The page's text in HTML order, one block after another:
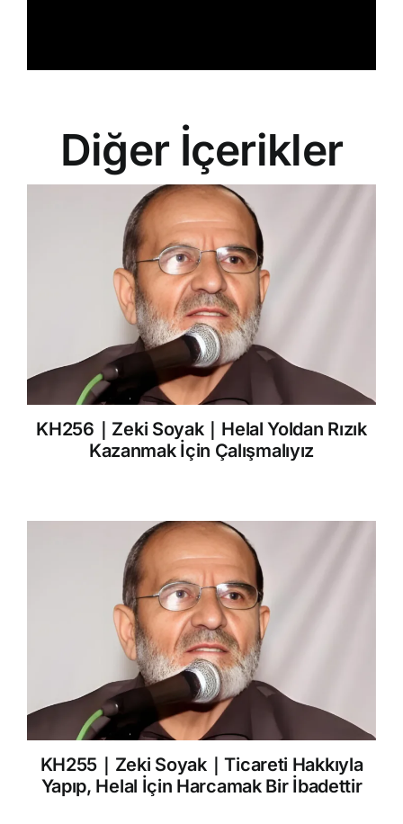
Diğer İçerikler
KH256｜Zeki Soyak｜Helal Yoldan Rızık
Kazanmak İçin Çalışmalıyız
KH255｜Zeki Soyak｜Ticareti Hakkıyla
Yapıp, Helal İçin Harcamak Bir İbadettir